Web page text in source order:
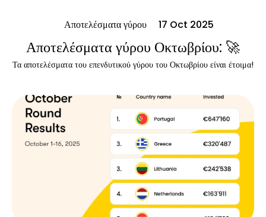
Όροι ανάθεσης απαιτήσεων
Γκαλερί μαρκών
Επιλογή μάρκας
Υπολογιστές
Αποτελέσματα γύρου 17 Oct 2025
Αποτελέσματα γύρου Οκτωβρίου: 🚀
Τα αποτελέσματα του επενδυτικού γύρου του Οκτωβρίου είναι έτοιμα!